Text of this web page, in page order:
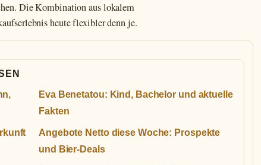
Die Kombination aus lokalem
heute flexibler denn je.
Eva Benetatou: Kind, Bachelor und aktuelle
Fakten
Angebote Netto diese Woche: Prospekte
und Bier-Deals